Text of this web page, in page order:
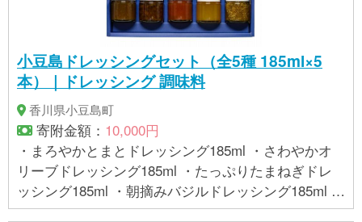
小豆島ドレッシングセット（全5種 185ml×5
本）｜ドレッシング 調味料
香川県小豆島町
寄附金額： 10,000円
・まろやかとまとドレッシング185ml ・さわやかオ
リーブドレッシング185ml ・たっぷりたまねぎドレ
ッシング185ml ・朝摘みバジルドレッシング185ml ・
かんきつドレッシング185ml 各1本 【賞味期限】 製